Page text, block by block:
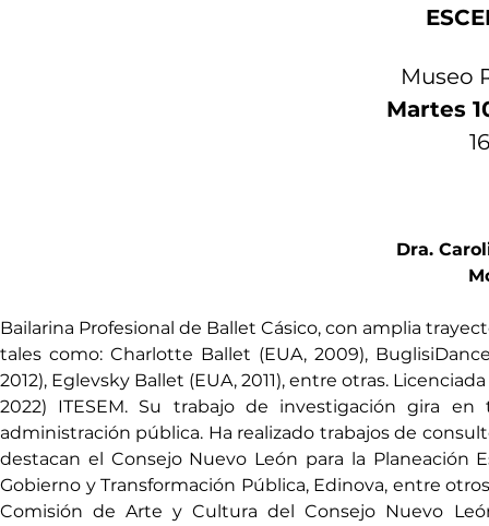
Museo
Martes
Dra.
Bailarina Profesional de Ballet Cásico, con amplia
tales como: Charlotte Ballet (EUA, 2009),
2012), Eglevsky Ballet (EUA, 2011), entre otras.
2022) ITESEM. Su trabajo de investigación gira
administración pública. Ha realizado trabajos de
destacan el Consejo Nuevo León para la Planeación
Gobierno y Transformación Pública, Edinova, entre
Comisión de Arte y Cultura del Consejo Nuevo